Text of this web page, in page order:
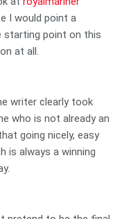
I would point a
starting point on this
at all.
writer clearly took
who is not already an
going nicely, easy
is always a winning